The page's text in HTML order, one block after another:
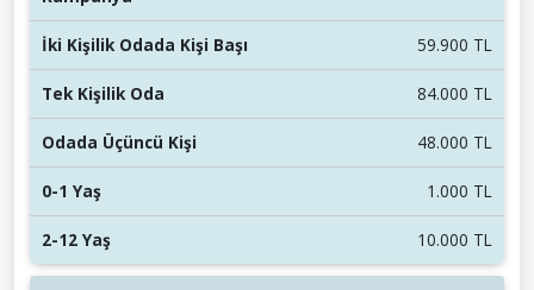
59.900 TL
84.000 TL
48.000 TL
1.000 TL
10.000 TL